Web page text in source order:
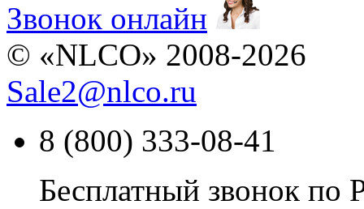
Звонок онлайн
© «NLCO» 2008-2026
Sale2@nlco.ru
8 (800) 333-08-41
Бесплатный звонок по